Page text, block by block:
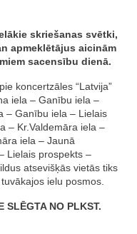
skriešanas svētki,
apmeklētājus aicinām
sacensību dienā.
koncertzāles “Latvija”
iela – Ganību iela –
– Ganību iela – Lielais
– Kr.Valdemāra iela –
iela – Jaunā
Lielais prospekts –
atsevišķās vietās tiks
ielu posmos.
SLĒGTA NO PLKST.